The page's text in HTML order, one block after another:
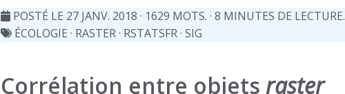
POSTÉ LE 27 JANV. 2018 · 1629 MOTS. · 8 MINUTES DE LECTURE.
ÉCOLOGIE · RASTER· RSTATSFR· SIG
Corrélation entre objets raster